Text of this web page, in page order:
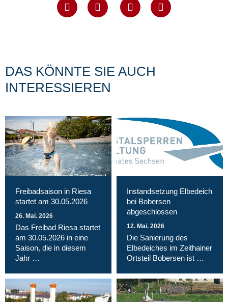
DAS KÖNNTE SIE AUCH
INTERESSIEREN
Magnet Riesa GmbH
Freibadsaison in Riesa
startet am 30.05.2026
26. Mai. 2026
Das Freibad Riesa startet
am 30.05.2026 in eine
Saison, die in diesem
Jahr …
Instandsetzung Elbedeich
bei Bobersen
abgeschlossen
12. Mai. 2026
Die Sanierung des
Elbedeiches im Zeithainer
Ortsteil Bobersen ist …